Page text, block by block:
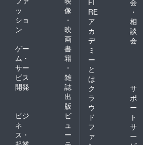
ッ
ショ
ン
像
・
映
画
ゲー
ム・
サー
ビス
開発
書
籍
・
雑
誌
出
版
ビジ
ネ
ス・
ビ
ュ
ー
FI
RE
ア
カ
デ
ミ
ー
と
は
会
・
相
談
会
ク
ラ
ウ
ド
フ
ァ
サ
ポ
ー
ト
サ
ー